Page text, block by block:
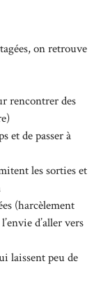
on retrouve
rencontrer des
et de passer à
les sorties et
(harcèlement
d’aller vers
laissent peu de